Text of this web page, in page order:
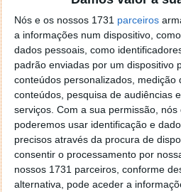
Nós e os nossos 1731 parceiros
a informações num dispositivo,
dados pessoais, como
padrão enviadas por um dispositivo
conteúdos personalizados, medição
conteúdos, pesquisa de audiências
serviços. Com a sua permissão,
poderemos usar identificação e
precisos através da procura de
consentir o processamento por
nossos 1731 parceiros, conforme
alternativa, pode aceder a
tentei apagar o explorer na
firefox mas em vao. Kaso te
agradecido, caso contrario
Responder
Vítor M.
7 de
@Reporter
Desculpa mas o link
o MSn Messenger 8.
Responder